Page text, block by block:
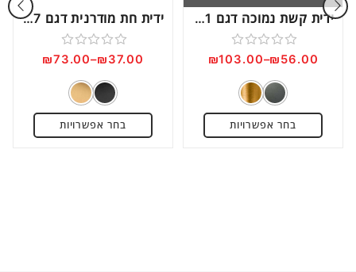
ידית קשת נמוכה דגם 6811
דורג
מתוך
5
₪56.00
–
₪103.00
בחר אפשרויות
ידית חת מודרנית דגם 5527
דורג
מתוך
5
₪37.00
–
₪73.00
בחר אפשרויות